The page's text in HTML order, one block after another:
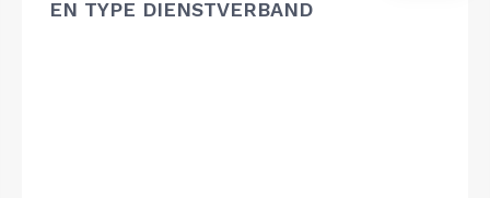
EN TYPE DIENSTVERBAND